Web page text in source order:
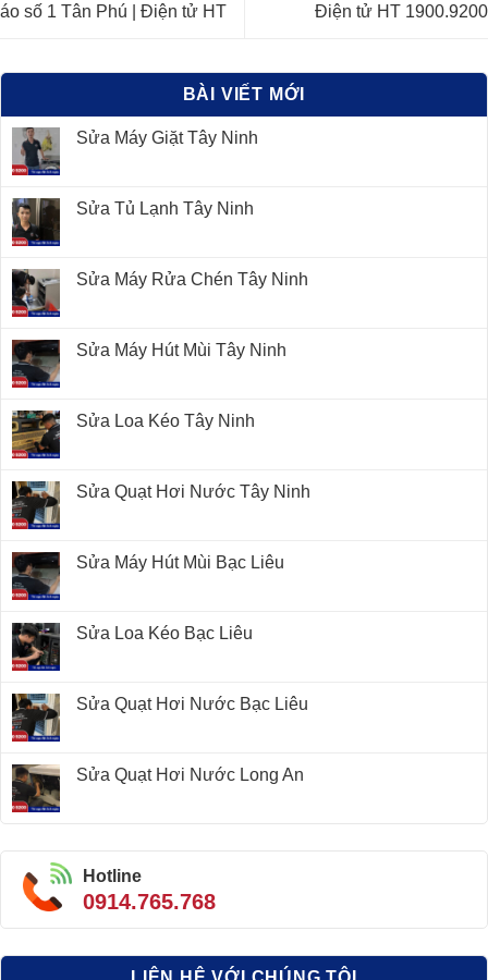
áo số 1 Tân Phú | Điện tử HT
Điện tử HT 1900.9200
BÀI VIẾT MỚI
Sửa Máy Giặt Tây Ninh
Sửa Tủ Lạnh Tây Ninh
Sửa Máy Rửa Chén Tây Ninh
Sửa Máy Hút Mùi Tây Ninh
Sửa Loa Kéo Tây Ninh
Sửa Quạt Hơi Nước Tây Ninh
Sửa Máy Hút Mùi Bạc Liêu
Sửa Loa Kéo Bạc Liêu
Sửa Quạt Hơi Nước Bạc Liêu
Sửa Quạt Hơi Nước Long An
Hotline
0914.765.768